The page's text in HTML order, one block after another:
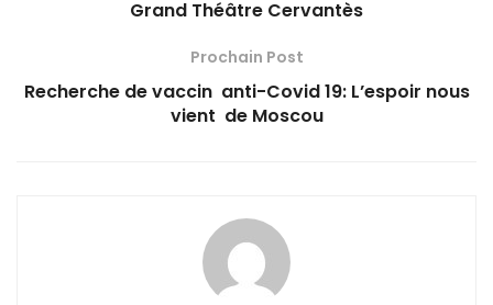
Grand Théâtre Cervantès
Prochain Post
Recherche de vaccin anti-Covid 19: L’espoir nous
vient de Moscou